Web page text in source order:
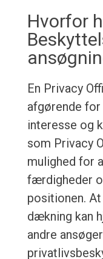
Hvorfor
En Privacy
afgørende
interesse og
som Privacy
mulighed for
færdigheder
positionen.
dækning kan
andre